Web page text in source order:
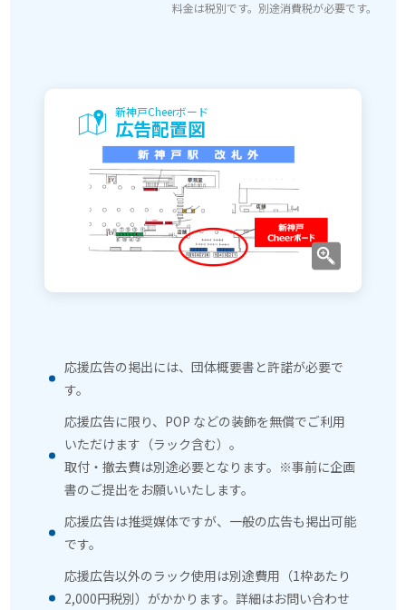
料金は税別です。別途消費税が必要です。
新神戸Cheerボード
広告配置図
応援広告の掲出には、団体概要書と許諾が必要で
す。
応援広告に限り、POP などの装飾を無償でご利用
いただけます（ラック含む）。
取付・撤去費は別途必要となります。※事前に企画
書のご提出をお願いいたします。
応援広告は推奨媒体ですが、一般の広告も掲出可能
です。
応援広告以外のラック使用は別途費用（1枠あたり
2,000円税別）がかかります。詳細はお問い合わせ